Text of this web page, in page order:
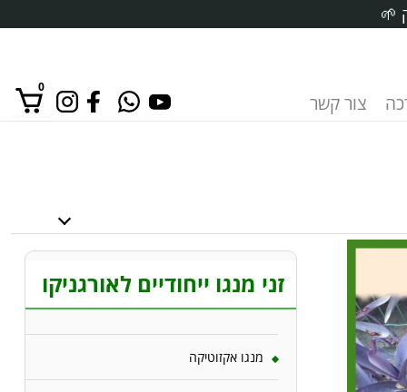
🌱
צור קשר
0
זני מנגו ייחודיים לאורגניקו
מנגו אקזוטיקה